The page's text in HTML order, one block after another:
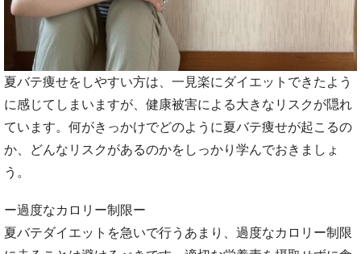
夏バテ痩せをしやすい方は、一見楽にダイエットできたよう
に感じてしまいますが、健康被害による大きなリスクが隠れ
ています。何がきっかけでどのように夏バテ痩せが起こるの
か、どんなリスクがあるのかをしっかり学んでおきましょ
う。
ー過度なカロリー制限ー
夏バテダイエットを急いで行うあまり、過度なカロリー制限